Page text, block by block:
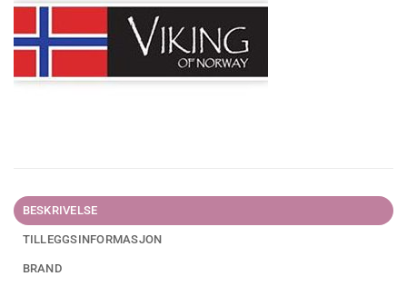
BESKRIVELSE
TILLEGGSINFORMASJON
BRAND